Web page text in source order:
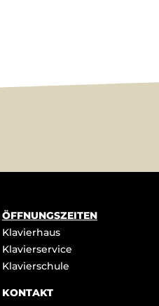
ÖFFNUNGSZEITEN
Klavierhaus
Klavierservice
Klavierschule
KONTAKT